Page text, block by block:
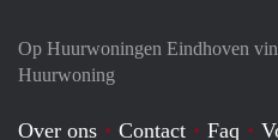
Op Huurwoningen Eindhoven
Huurwoning
Over ons Contact Faq